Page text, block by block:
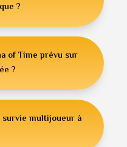
?
of Time prévu sur
?
survie multijoueur à